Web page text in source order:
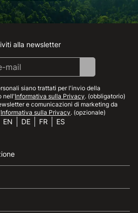
Instagram
Facebook
Linkedin
Youtube
alla newsletter
siano trattati per l'invio della
nell'Informativa sulla Privacy. (obbligatorio)
e comunicazioni di marketing da
Informativa sulla Privacy. (opzionale)
EN DE FR ES